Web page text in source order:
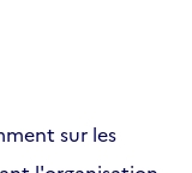
sur les